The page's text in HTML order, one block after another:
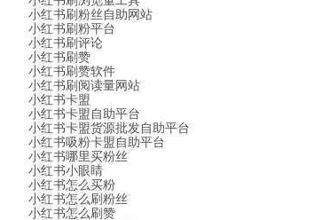
小红书刷粉丝自助网站
小红书刷粉平台
小红书刷评论
小红书刷赞
小红书刷赞软件
小红书刷阅读量网站
小红书卡盟
小红书卡盟自助平台
小红书卡盟货源批发自助平台
小红书吸粉卡盟自助平台
小红书哪里买粉丝
小红书小眼睛
小红书怎么买粉
小红书怎么刷粉丝
小红书怎么刷赞